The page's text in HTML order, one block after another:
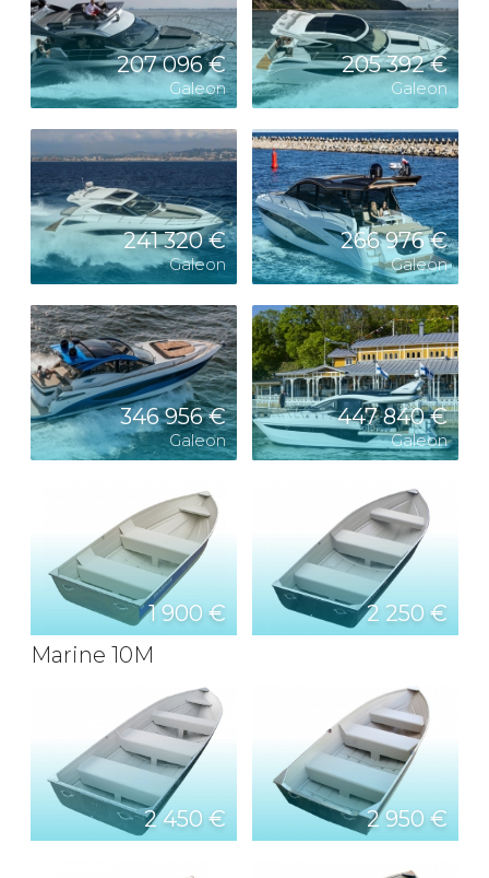
207 096 €
Galeon
205 392 €
Galeon
241 320 €
Galeon
266 976 €
Galeon
346 956 €
Galeon
447 840 €
Galeon
1 900 €
Marine 10M
2 250 €
2 450 € 2 950 €